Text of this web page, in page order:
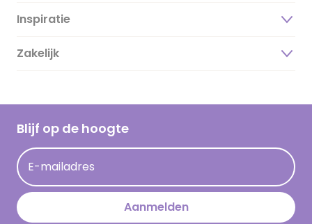
Over ons
Duurzaamheid
Hallmark Kaartclub
Acties
Persberichten
Hallmark en Kinderpostzegels
Inspiratie
Magazine
Cadeau inspiratie
Kaartinspiratie
Zakelijk
Blijf op de hoogte
E-mailadres
Aanmelden